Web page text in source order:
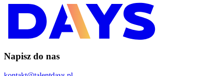
Napisz do nas